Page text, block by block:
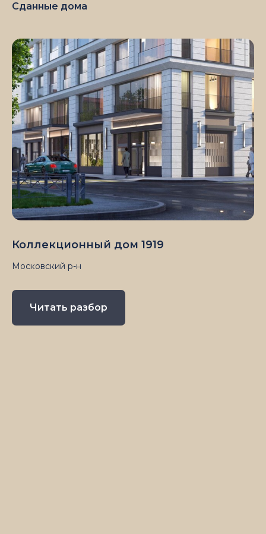
Сданные дома
Коллекционный дом 1919
Московский р-н
Читать разбор